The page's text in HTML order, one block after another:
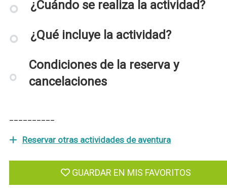
¿Cuándo se realiza la actividad?
¿Qué incluye la actividad?
Condiciones de la reserva y
cancelaciones
Reservar otras actividades de aventura
GUARDAR EN MIS FAVORITOS